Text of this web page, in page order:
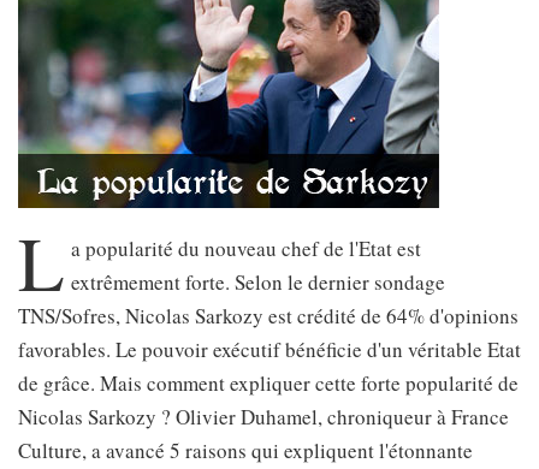
L a popularité du nouveau chef de l'Etat est
extrêmement forte. Selon le dernier sondage
TNS/Sofres, Nicolas Sarkozy est crédité de 64% d'opinions
favorables. Le pouvoir exécutif bénéficie d'un véritable Etat
de grâce. Mais comment expliquer cette forte popularité de
Nicolas Sarkozy ? Olivier Duhamel, chroniqueur à France
Culture, a avancé 5 raisons qui expliquent l'étonnante